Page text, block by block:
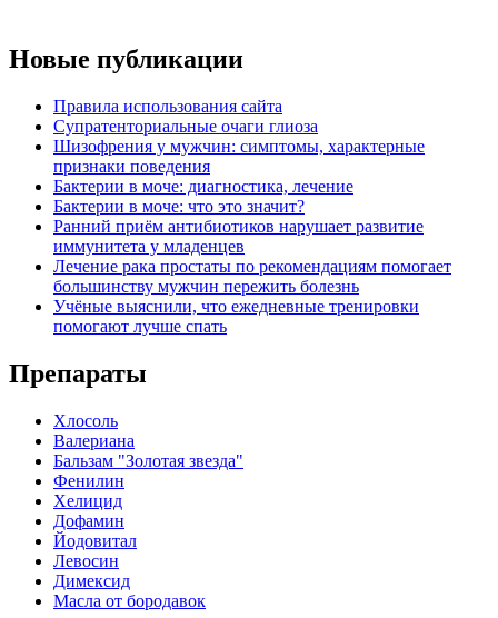
Новые публикации
Правила использования сайта
Супратенториальные очаги глиоза
Шизофрения у мужчин: симптомы, характерные
признаки поведения
Бактерии в моче: диагностика, лечение
Бактерии в моче: что это значит?
Ранний приём антибиотиков нарушает развитие
иммунитета у младенцев
Лечение рака простаты по рекомендациям помогает
большинству мужчин пережить болезнь
Учёные выяснили, что ежедневные тренировки
помогают лучше спать
Препараты
Хлосоль
Валериана
Бальзам "Золотая звезда"
Фенилин
Хелицид
Дофамин
Йодовитал
Левосин
Димексид
Масла от бородавок